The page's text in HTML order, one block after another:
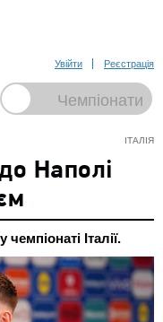
Увійти Реєстрація
ІТАЛІЯ
Наполі
Італії.